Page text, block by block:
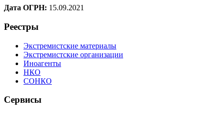
Дата ОГРН: 15.09.2021
Реестры
Экстремистские материалы
Экстремистские организации
Иноагенты
НКО
СОНКО
Сервисы